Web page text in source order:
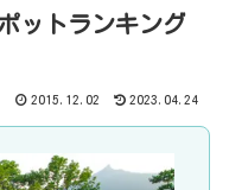
ットランキング
2015.12.02 2023.04.24